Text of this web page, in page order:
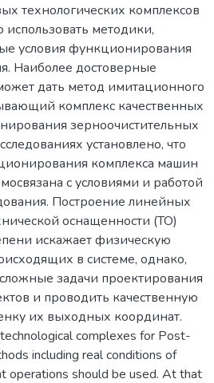
технологических комплексов
методики,
условия функционирования
Наиболее достоверные
дать метод имитационного
комплекс качественных
зерноочистительных
установлено, что
комплекса машин
с условиями и работой
Построение линейных
оснащенности (ТО)
искажает физическую
в системе, однако,
задачи проектирования
и проводить качественную
их выходных координат.
complexes for Post-
including real conditions of
operations should be used. At that